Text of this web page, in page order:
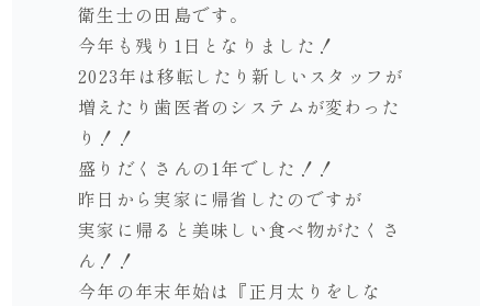
衛生士の田島です。
今年も残り1日となりました！
2023年は移転したり新しいスタッフが
増えたり歯医者のシステムが変わった
り！！
盛りだくさんの1年でした！！
昨日から実家に帰省したのですが
実家に帰ると美味しい食べ物がたくさ
ん！！
今年の年末年始は『正月太りをしな